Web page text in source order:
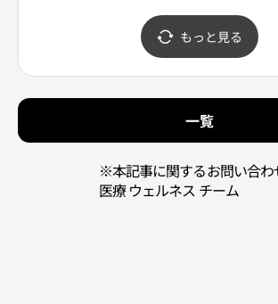
もっと見る
一覧
※本記事に関するお問い合わ
医療 ウェルネス チーム